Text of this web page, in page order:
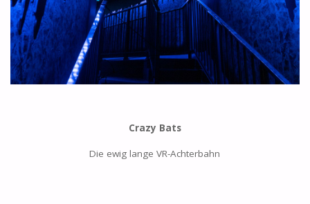
Crazy Bats
Die ewig lange VR-Achterbahn